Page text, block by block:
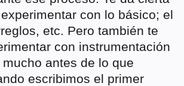
con lo básico; el
etc. Pero también te
con instrumentación
antes de lo que
escribimos el primer